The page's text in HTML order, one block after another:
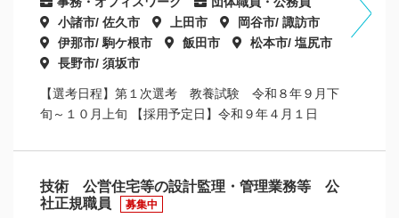
小諸市/ 佐久市
上田市
岡谷市/ 諏訪市
伊那市/ 駒ケ根市
飯田市
松本市/ 塩尻市
長野市/ 須坂市
【選考日程】第１次選考 教養試験 令和８年９月下
旬～１０月上旬 【採用予定日】令和９年４月１日
技術 公営住宅等の設計監理・管理業務等 公
社正規職員
募集中